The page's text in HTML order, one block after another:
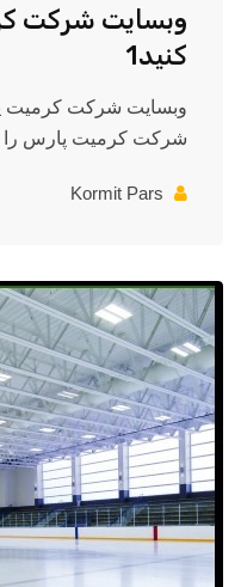
وبسایت شرکت
کنید1
شرکت کرمیت پارس را دنبال
Kormit Pars